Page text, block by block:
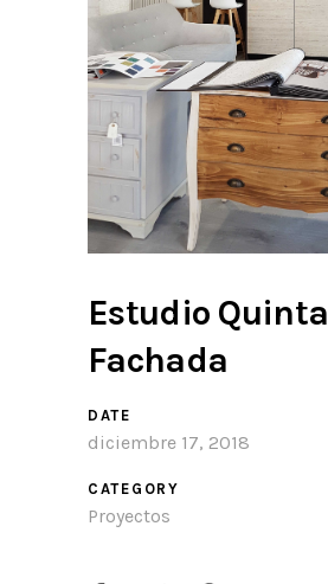
Estudio Quinta
Fachada
DATE
diciembre 17, 2018
CATEGORY
Proyectos